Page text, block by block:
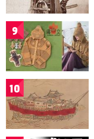
9
10